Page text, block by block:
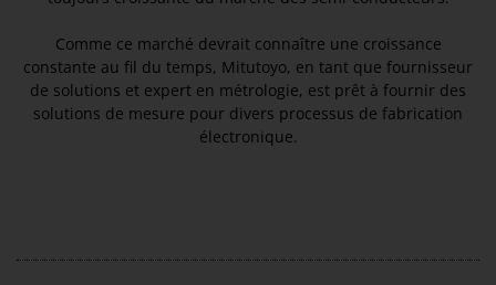
Comme ce marché devrait connaître une croissance
constante au fil du temps, Mitutoyo, en tant que fournisseur
de solutions et expert en métrologie, est prêt à fournir des
solutions de mesure pour divers processus de fabrication
électronique.